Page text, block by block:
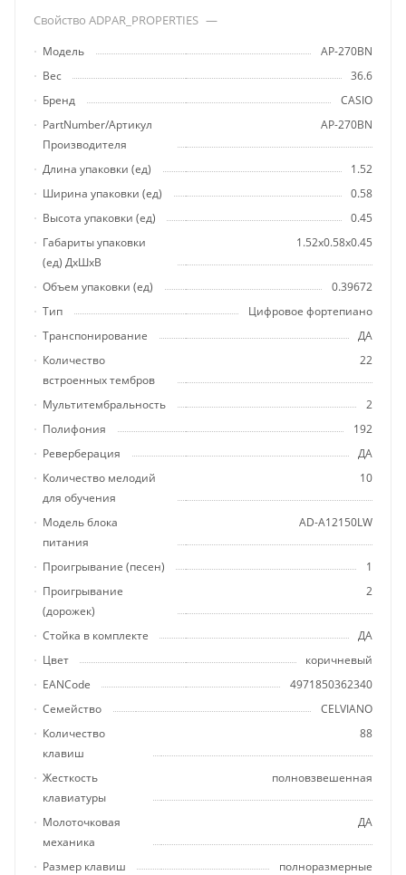
Свойство ADPAR_PROPERTIES —
Модель
AP-270BN
Вес
36.6
Бренд
CASIO
PartNumber/Артикул
Производителя
AP-270BN
Длина упаковки (ед)
1.52
Ширина упаковки (ед)
0.58
Высота упаковки (ед)
0.45
Габариты упаковки
(ед) ДхШхВ
1.52x0.58x0.45
Объем упаковки (ед)
0.39672
Тип
Цифровое фортепиано
Транспонирование
ДА
Количество
встроенных тембров
22
Мультитембральность
2
Полифония
192
Реверберация
ДА
Количество мелодий
для обучения
10
Модель блока
питания
AD-A12150LW
Проигрывание (песен)
1
Проигрывание
(дорожек)
2
Стойка в комплекте
ДА
Цвет
коричневый
EANCode
4971850362340
Семейство
CELVIANO
Количество
клавиш
88
Жесткость
клавиатуры
полновзвешенная
Молоточковая
механика
ДА
Размер клавиш полноразмерные